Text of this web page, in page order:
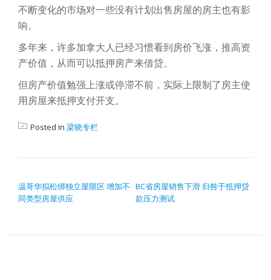
不断变化的市场对一些没有计划出售房屋的房主也有影
响。
多年来，许多加拿大人已经习惯看到房价飞涨，推高资
产价值，从而可以抵押房产来借贷。
但房产价值勉强上涨或停滞不前，实际上限制了房主使
用房屋来抵押支付开支。
Posted in 梁晓专栏
温哥华拟松绑独立屋限区 增加不
同类型房屋供应
BC省房屋销售下滑 归咎于抵押贷
款压力测试